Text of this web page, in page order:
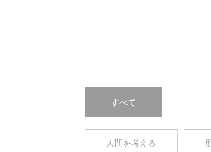
すべて
人間を考える